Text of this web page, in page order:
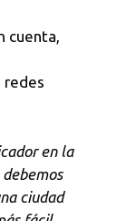
cuenta,
redes
en la
ciudad